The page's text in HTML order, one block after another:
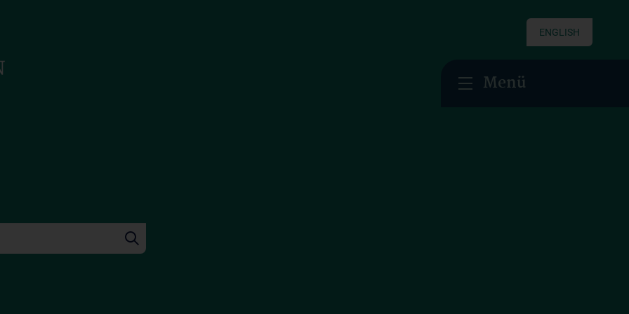
ENGLISH
Menü